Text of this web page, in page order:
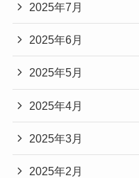
2025年7月
2025年6月
2025年5月
2025年4月
2025年3月
2025年2月